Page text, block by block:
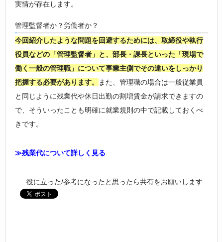
実情が存在します。
管理監督者か？労働者か？
今回紹介したような問題を回避するためには、取締役や執行
役員などの「管理監督者」と、部長・課長といった「現場で
働く一般の管理職」について事業主側でその違いをしっかり
把握する必要があります。
また、管理職の場合は一般従業員
と同じように残業代や休日出勤の割増賃金が請求できますの
で、そういったことも明確に就業規則の中で記載しておくべ
きです。
≫残業代について詳しく見る